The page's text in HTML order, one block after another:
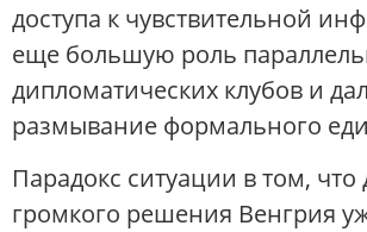
доступа к чувствительной
еще большую роль
дипломатических клубов и
размывание формального
Парадокс ситуации в том, что
громкого решения Венгрия